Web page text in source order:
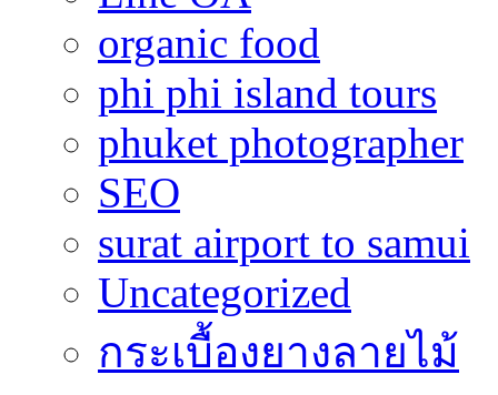
organic food
phi phi island tours
phuket photographer
SEO
surat airport to samui
Uncategorized
กระเบื้องยางลายไม้